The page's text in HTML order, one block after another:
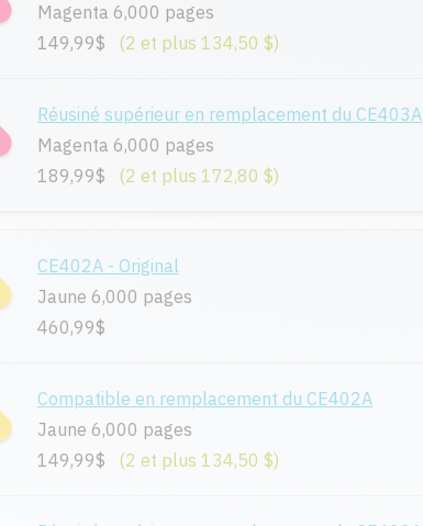
Magenta 6,000 pages
149,99$
(2 et plus 134,50 $)
Réusiné supérieur en remplacement du CE403A
Magenta 6,000 pages
189,99$
(2 et plus 172,80 $)
CE402A - Original
Jaune 6,000 pages
460,99$
Compatible en remplacement du CE402A
Jaune 6,000 pages
149,99$
(2 et plus 134,50 $)